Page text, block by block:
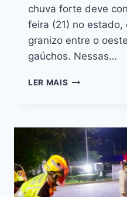
chuva forte deve
feira (21) no estado,
granizo entre o
gaúchos. Nessas…
LER MAIS